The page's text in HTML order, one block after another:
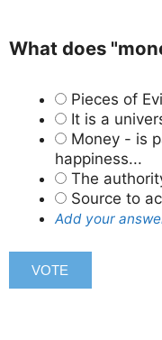
What does
Pieces of
It is a
Money - is
happiness...
The
Source to
Add your